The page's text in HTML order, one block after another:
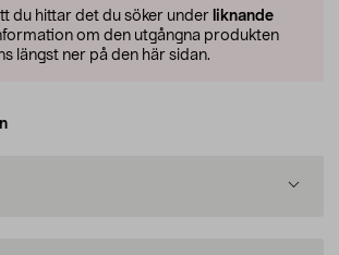
du hittar det du söker under liknande
om den utgångna produkten
längst ner på den här sidan.